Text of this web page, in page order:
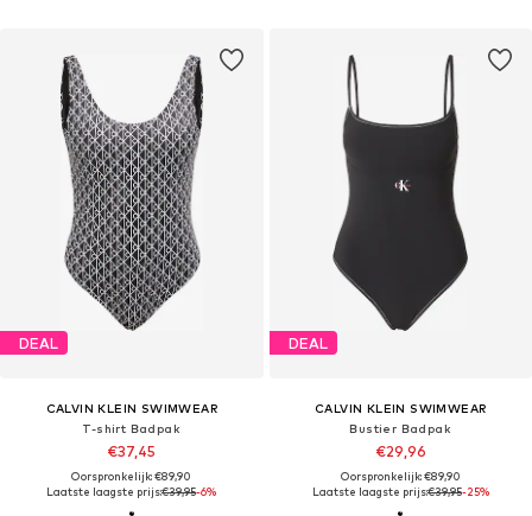
DEAL
CALVIN KLEIN SWIMWEAR
T-shirt Badpak
€37,45
Oorspronkelijk: €89,90
Laatste laagste prijs:€39,95-6%
DEAL
CALVIN KLEIN SWIMWEAR
Bustier Badpak
€29,96
Oorspronkelijk: €89,90
Laatste laagste prijs:€39,95-25%